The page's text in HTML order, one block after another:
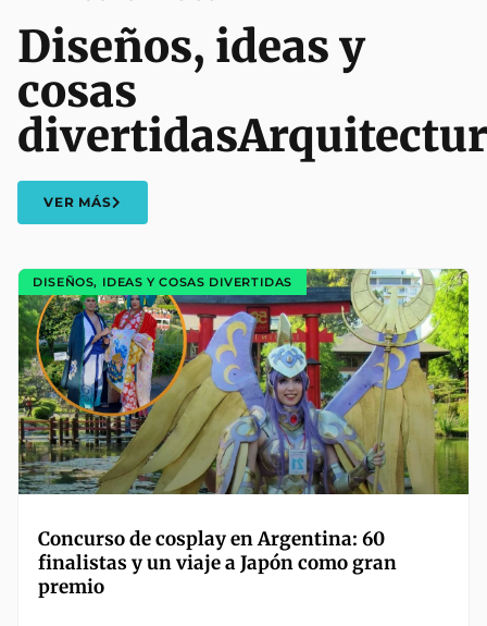
Diseños, ideas y
cosas
divertidas
VER MÁS
DISEÑOS, IDEAS Y COSAS DIVERTIDAS
Concurso de cosplay en Argentina: 60
finalistas y un viaje a Japón como gran
premio